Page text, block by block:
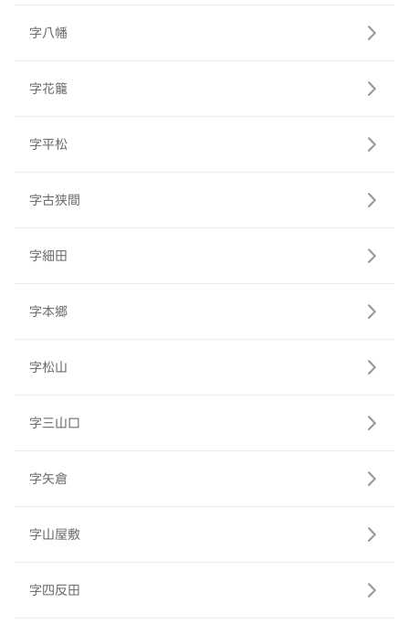
字八幡
字花籠
字平松
字古狭間
字細田
字本郷
字松山
字三山口
字矢倉
字山屋敷
字四反田